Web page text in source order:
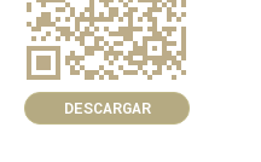
DESCARGAR